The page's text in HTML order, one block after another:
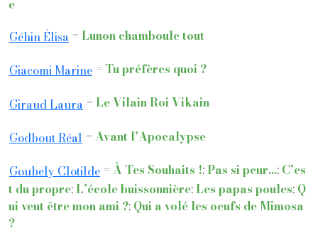
e
Géhin Élisa = Lunon chamboule tout
Giacomi Marine = Tu préfères quoi ?
Giraud Laura = Le Vilain Roi Vikain
Godbout Réal = Avant l’Apocalypse
Goubely Clotilde = À Tes Souhaits !;Pas si peur...; C’es
t du propre;L’école buissonnière;Les papas poules; Q
ui veut être mon ami ?; Qui a volé les oeufs de Mimosa
?